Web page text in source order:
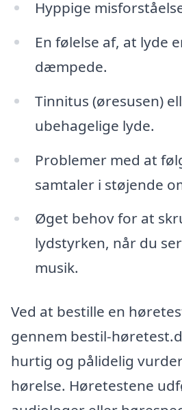
Hyppige
En følelse af, at lyde
dæmpede.
Tinnitus (øresusen)
ubehagelige lyde.
Problemer med at
samtaler i støjende
Øget behov for at
lydstyrken, når du
musik.
Ved at bestille en
gennem bestil-
hurtig og pålidelig
hørelse. Høretestene